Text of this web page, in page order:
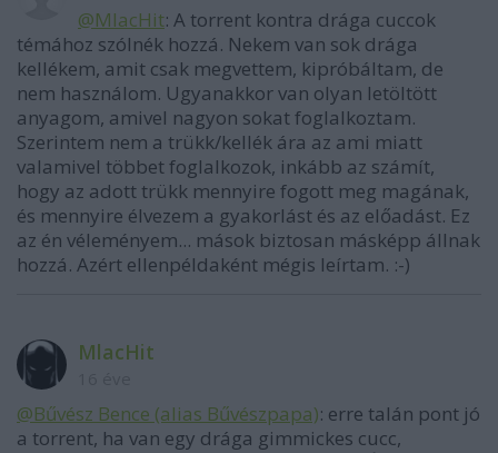
@MlacHit: A torrent kontra drága cuccok
témához szólnék hozzá. Nekem van sok drága
kellékem, amit csak megvettem, kipróbáltam, de
nem használom. Ugyanakkor van olyan letöltött
anyagom, amivel nagyon sokat foglalkoztam.
Szerintem nem a trükk/kellék ára az ami miatt
valamivel többet foglalkozok, inkább az számít,
hogy az adott trükk mennyire fogott meg magának,
és mennyire élvezem a gyakorlást és az előadást. Ez
az én véleményem... mások biztosan másképp állnak
hozzá. Azért ellenpéldaként mégis leírtam. :-)
MlacHit
@Bűvész Bence (alias Bűvészpapa): erre talán pont jó
a torrent, ha van egy drága gimmickes cucc,